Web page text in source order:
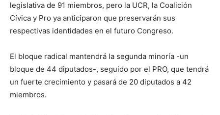
legislativa de 91 miembros, pero la UCR, la Coalición
Cívica y Pro ya anticiparon que preservarán sus
respectivas identidades en el futuro Congreso.
El bloque radical mantendrá la segunda minoría -un
bloque de 44 diputados-, seguido por el PRO, que tendrá
un fuerte crecimiento y pasará de 20 diputados a 42
miembros.